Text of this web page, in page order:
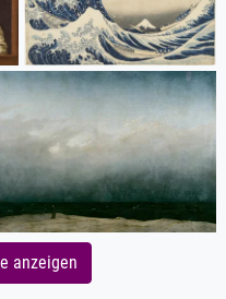
anzeigen